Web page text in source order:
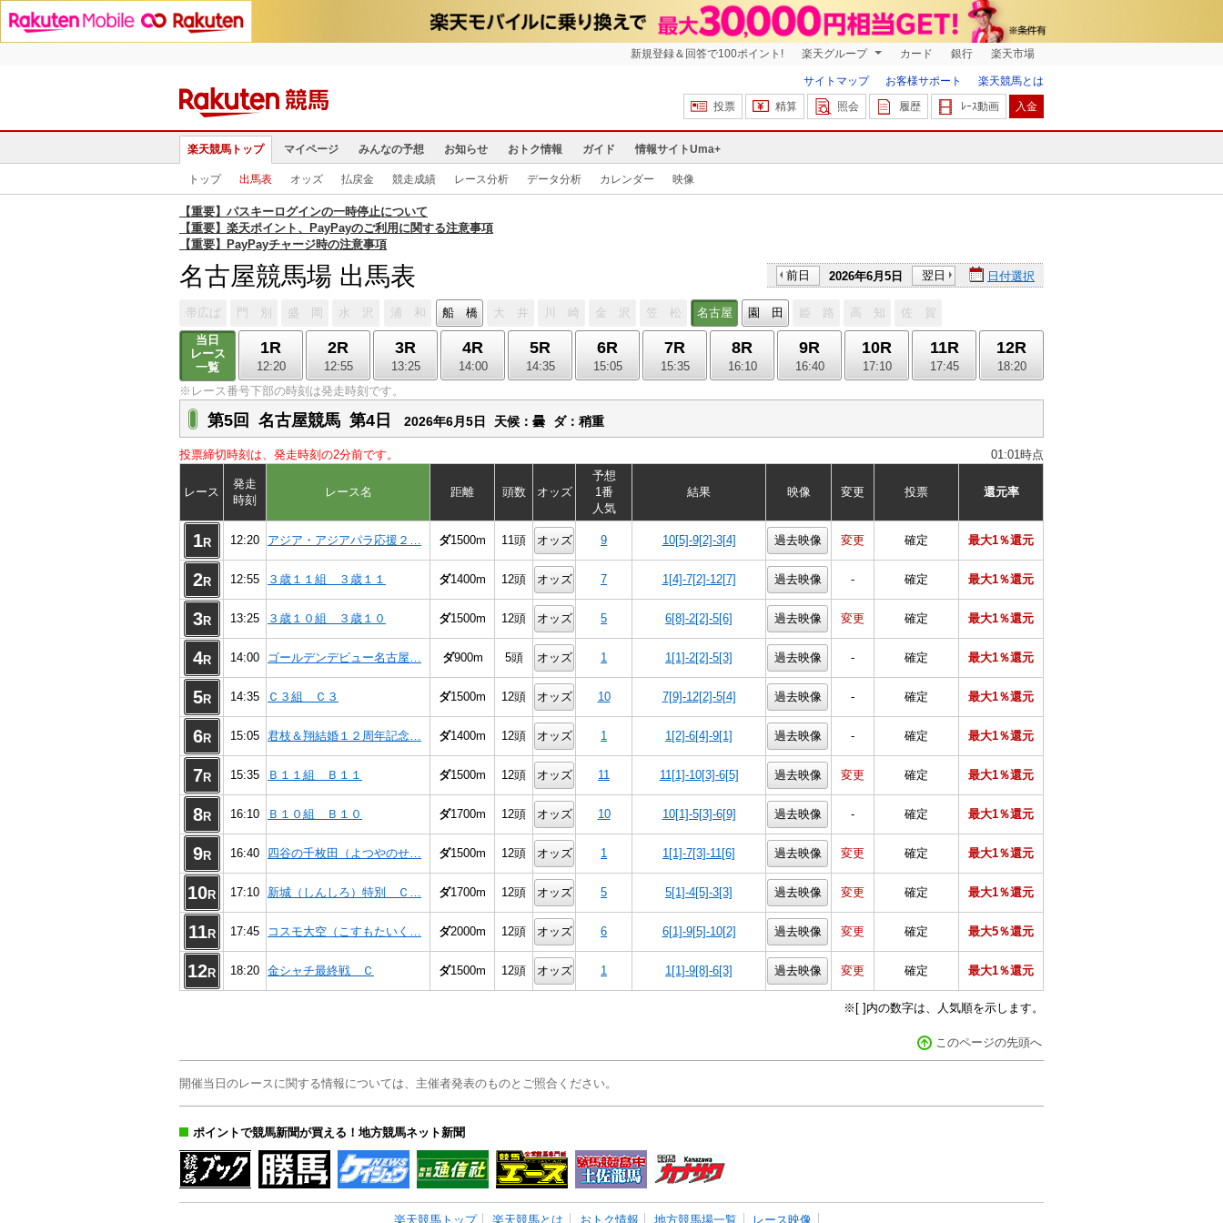
新規登録＆回答で100ポイント! 楽天グループ カード 銀行 楽天市場
サイトマップ お客様サポート
楽天競馬とは
投票
精算 照会 履歴 ﾚｰｽ動画 入金
楽天競馬トップ マイページ みんなの予想 お知らせ おトク情報 ガイド 情報サイトUma+
トップ 出馬表 オッズ 払戻金 競走成績 レース分析 データ分析 カレンダー 映像
【重要】パスキーログインの一時停止について
【重要】楽天ポイント、PayPayのご利用に関する注意事項
【重要】PayPayチャージ時の注意事項
名古屋競馬場 出馬表 前日 2026年6月5日 翌日 日付選択
帯広ば 門 別 盛 岡 水 沢 浦 和 船 橋 大 井 川 崎 金 沢 笠 松 名古屋 園 田 姫 路 高 知
佐 賀
当日
レース
一覧
1R
12:20
2R
12:55
3R
13:25
4R
14:00
5R
14:35
6R
15:05
7R
15:35
8R
16:10
9R
16:40
10R
17:10
11R
17:45
12R
18:20
※レース番号下部の時刻は発走時刻です。
第5回 名古屋競馬 第4日 2026年6月5日 天候：曇 ダ：稍重
投票締切時刻は、発走時刻の2分前です。 01:01時点
レース
発走
時刻
レース名 距離 頭数 オッズ
予想
1番
人気
結果 映像 変更 投票 還元率
1R 12:20 アジア・アジアパラ応援２… ダ1500m 11頭 オッズ 9 10[5]-9[2]-3[4] 過去映像 変更 確定 最大1％還元
2R 12:55 ３歳１１組 ３歳１１ ダ1400m 12頭 オッズ 7 1[4]-7[2]-12[7] 過去映像 - 確定 最大1％還元
3R 13:25 ３歳１０組 ３歳１０ ダ1500m 12頭 オッズ 5 6[8]-2[2]-5[6] 過去映像 変更 確定 最大1％還元
4R 14:00 ゴールデンデビュー名古屋… ダ900m 5頭 オッズ 1 1[1]-2[2]-5[3] 過去映像 - 確定 最大1％還元
5R 14:35 Ｃ３組 Ｃ３ ダ1500m 12頭 オッズ 10 7[9]-12[2]-5[4] 過去映像 - 確定 最大1％還元
6R 15:05 君枝＆翔結婚１２周年記念… ダ1400m 12頭 オッズ 1 1[2]-6[4]-9[1] 過去映像 - 確定 最大1％還元
7R 15:35 Ｂ１１組 Ｂ１１ ダ1500m 12頭 オッズ 11 11[1]-10[3]-6[5] 過去映像 変更 確定 最大1％還元
8R 16:10 Ｂ１０組 Ｂ１０ ダ1700m 12頭 オッズ 10 10[1]-5[3]-6[9] 過去映像 - 確定 最大1％還元
9R 16:40 四谷の千枚田（よつやのせ… ダ1500m 12頭 オッズ 1 1[1]-7[3]-11[6] 過去映像 変更 確定 最大1％還元
10R 17:10 新城（しんしろ）特別 Ｃ… ダ1700m 12頭 オッズ 5 5[1]-4[5]-3[3] 過去映像 変更 確定 最大1％還元
11R 17:45 コスモ大空（こすもたいく… ダ2000m 12頭 オッズ 6 6[1]-9[5]-10[2] 過去映像 変更 確定 最大5％還元
12R 18:20 金シャチ最終戦 Ｃ ダ1500m 12頭 オッズ 1 1[1]-9[8]-6[3] 過去映像 変更 確定 最大1％還元
※[ ]内の数字は、人気順を示します。
このページの先頭へ
開催当日のレースに関する情報については、主催者発表のものとご照合ください。
ポイントで競馬新聞が買える！地方競馬ネット新聞
楽天競馬トップ 楽天競馬とは おトク情報 地方競馬場一覧 レース映像